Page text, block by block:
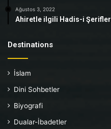
Ağustos 3, 2022
Ahiretle ilgili Hadis-i Şerifler
Destinations
İslam
Dini Sohbetler
Biyografi
Dualar-İbadetler